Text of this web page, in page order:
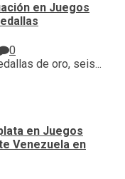
en Juegos
0
de oro, seis...
en Juegos
Venezuela en